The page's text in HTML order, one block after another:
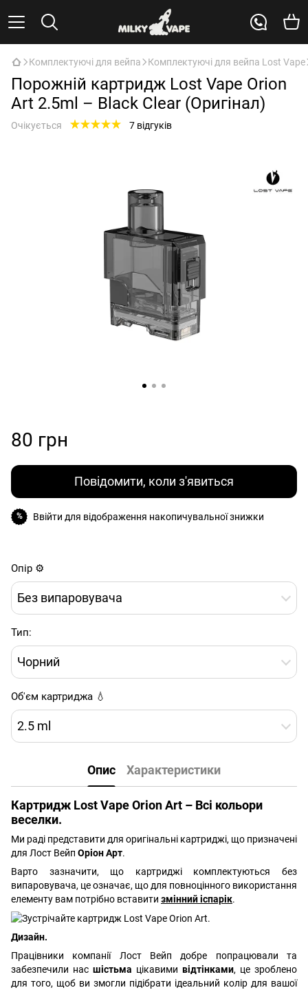
Комплектуючі для вейпа Комплектуючі для вейпа Lost Vape
Порожній картридж Lost Vape Orion
Art 2.5ml – Black Clear (Оригінал)
Очікується 7 відгуків
80 грн
Повідомити, коли з'явиться
% Ввійти для відображення накопичувальної знижки
Опір ⚙️
Без випаровувача
Тип:
Чорний
Об'єм картриджа 💧
2.5 ml
Опис Характеристики
Картридж Lost Vape Orion Art – Всі кольори
веселки.
Ми раді представити для оригінальні картриджі, що призначені
для Лост Вейп Оріон Арт.
Варто зазначити, що картриджі комплектуються без
випаровувача, це означає, що для повноцінного використання
елементу вам потрібно вставити змінний іспарік.
Дизайн.
Працівники компанії Лост Вейп добре попрацювали та
забезпечили нас шістьма цікавими відтінками, це зроблено
для того, щоб ви змогли підібрати ідеальний колір для вашої